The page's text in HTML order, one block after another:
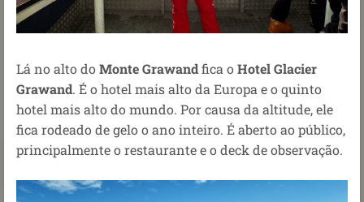
Lá no alto doMonte Grawandfica oHotel Glacier
Grawand. É o hotel mais alto da Europa e o quinto
hotel mais alto do mundo. Por causa da altitude, ele
fica rodeado de gelo o ano inteiro. É aberto ao público,
principalmente o restaurante e o deck de observação.